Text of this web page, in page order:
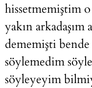
hissetmemiştim
yakın arkadaşım
dememişti
söylemedim
söyleyeyim